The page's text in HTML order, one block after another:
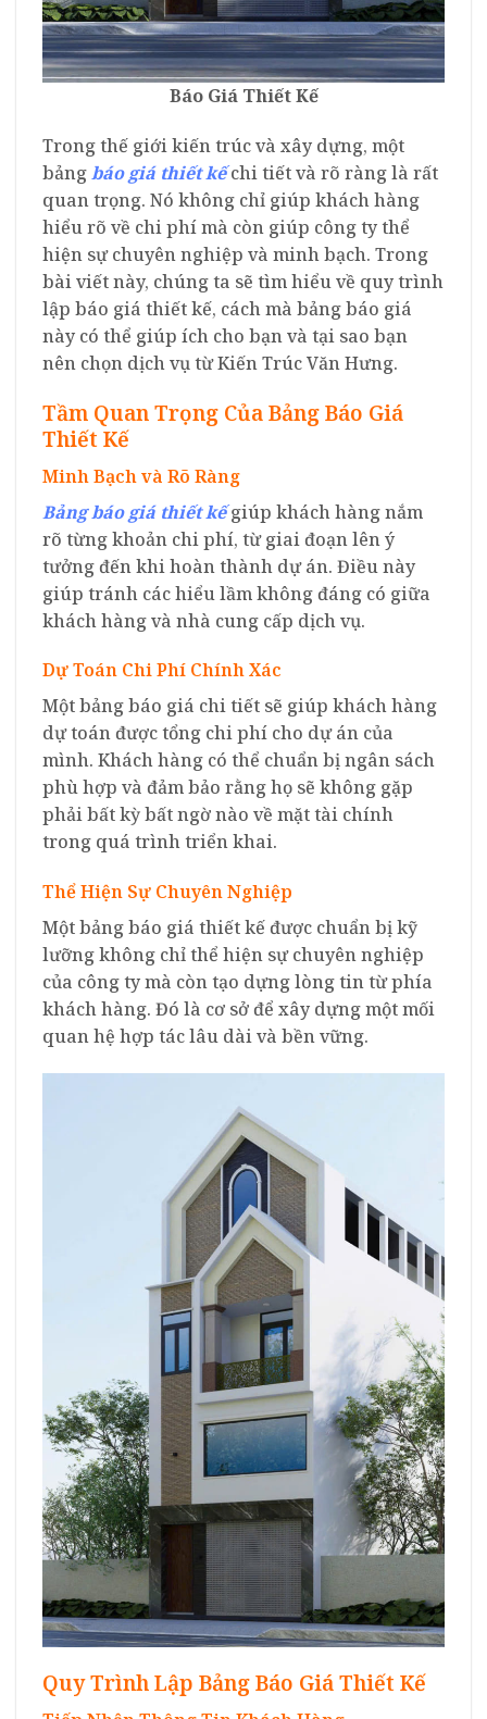
Báo Giá Thiết Kế
Trong thế giới kiến trúc và xây dựng, một
bảngbáo giá thiết kếchi tiết và rõ ràng là rất
quan trọng. Nó không chỉ giúp khách hàng
hiểu rõ về chi phí mà còn giúp công ty thể
hiện sự chuyên nghiệp và minh bạch. Trong
bài viết này, chúng ta sẽ tìm hiểu về quy trình
lập báo giá thiết kế, cách mà bảng báo giá
này có thể giúp ích cho bạn và tại sao bạn
nên chọn dịch vụ từ Kiến Trúc Văn Hưng.
Tầm Quan Trọng Của Bảng Báo Giá
Thiết Kế
Minh Bạch và Rõ Ràng
Bảng báo giá thiết kếgiúp khách hàng nắm
rõ từng khoản chi phí, từ giai đoạn lên ý
tưởng đến khi hoàn thành dự án. Điều này
giúp tránh các hiểu lầm không đáng có giữa
khách hàng và nhà cung cấp dịch vụ.
Dự Toán Chi Phí Chính Xác
Một bảng báo giá chi tiết sẽ giúp khách hàng
dự toán được tổng chi phí cho dự án của
mình. Khách hàng có thể chuẩn bị ngân sách
phù hợp và đảm bảo rằng họ sẽ không gặp
phải bất kỳ bất ngờ nào về mặt tài chính
trong quá trình triển khai.
Thể Hiện Sự Chuyên Nghiệp
Một bảng báo giá thiết kế được chuẩn bị kỹ
lưỡng không chỉ thể hiện sự chuyên nghiệp
của công ty mà còn tạo dựng lòng tin từ phía
khách hàng. Đó là cơ sở để xây dựng một mối
quan hệ hợp tác lâu dài và bền vững.
Quy Trình Lập Bảng Báo Giá Thiết Kế